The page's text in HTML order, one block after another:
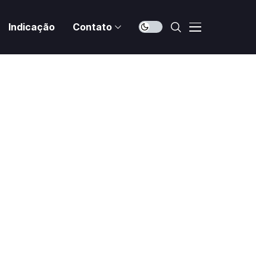
Indicação Contato